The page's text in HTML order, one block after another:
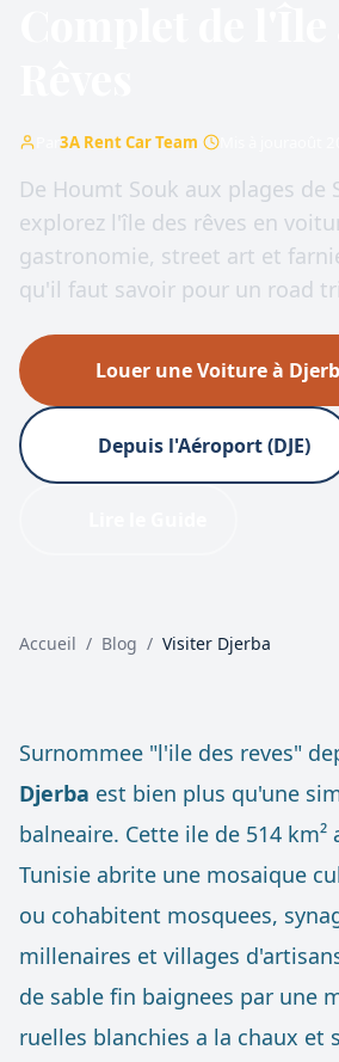
3A Rent Car Team
De Houmt Souk aux plages de
explorez l'île des rêves en
gastronomie, street art et
qu'il faut savoir pour un road
Louer une Voiture à
Depuis l'Aéroport (DJE)
Accueil / Blog / Visiter Djerba
Surnommee "l'ile des reves"
Djerba est bien plus qu'une
balneaire. Cette ile de 514 km²
Tunisie abrite une mosaique
ou cohabitent mosquees,
millenaires et villages
de sable fin baignees par une
ruelles blanchies a la chaux et